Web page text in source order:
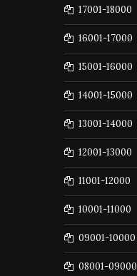
17001-18000
16001-17000
15001-16000
14001-15000
13001-14000
12001-13000
11001-12000
10001-11000
09001-10000
08001-09000